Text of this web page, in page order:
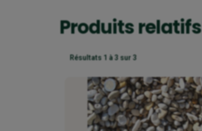
Produits relatifs
Résultats 1 à 3 sur 3